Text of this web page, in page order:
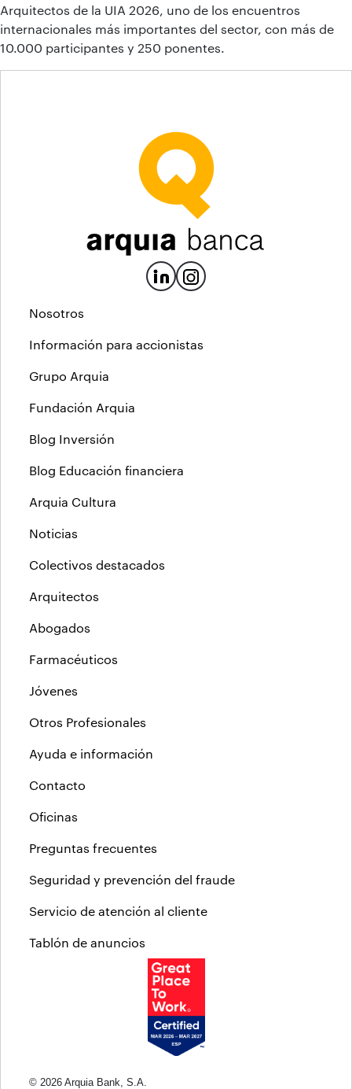
Arquitectos de la UIA 2026, uno de los encuentros
internacionales más importantes del sector, con más de
10.000 participantes y 250 ponentes.
Nosotros
Información para accionistas
Grupo Arquia
Fundación Arquia
Blog Inversión
Blog Educación financiera
Arquia Cultura
Noticias
Colectivos destacados
Arquitectos
Abogados
Farmacéuticos
Jóvenes
Otros Profesionales
Ayuda e información
Contacto
Oficinas
Preguntas frecuentes
Seguridad y prevención del fraude
Servicio de atención al cliente
Tablón de anuncios
© 2026 Arquia Bank, S.A.